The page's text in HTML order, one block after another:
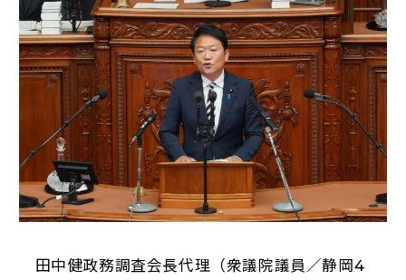
国民民主党学生部（新しいタブで開く）
二次創作ガイドライン（新しいタブで開く）
プライバシーポリシー
特定商取引法に基づく表記
田中健政務調査会長代理（衆議院議員／静岡4